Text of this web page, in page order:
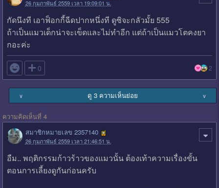
26 กุมภาพันธ์ 2559 เวลา 19:09:01 น.
กัดนึงที เอาฟ็อกกี้ฉีดปากหนึ่งที ดูซิจะกลัวมั้ย 555
ถ้าเป็นแมวเด็กน่าจะเข็ดและไม่ทำอีก แต่ถ้าเป็นแมวโตคงยา
กอะค่ะ
 0 2
∨ ดู 3 ความเห็นย่อย ∨
ความคิดเห็นที่ 4
สมาชิกหมายเลข 2357140
26 กุมภาพันธ์ 2559 เวลา 21:46:51 น.
อืม.. พฤติกรรมก้าวร้าวของแมวนั้น ต้องเท้าความเรื่องขั้น
ตอนการเลี้ยงดูกันก่อนครับ